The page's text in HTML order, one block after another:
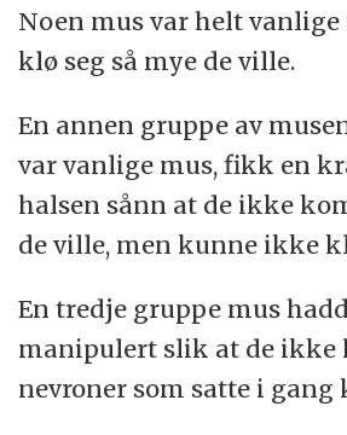
Noen mus var helt
klø seg så mye de ville.
En annen gruppe av
var vanlige mus, fikk en
halsen sånn at de ikke
de ville, men kunne ikke
En tredje gruppe mus
manipulert slik at de ikke
nevroner som satte i gang